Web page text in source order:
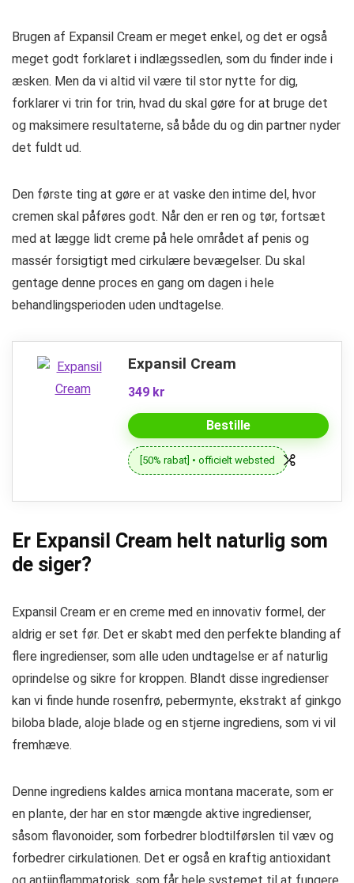
Brugen af ​​Expansil Cream er meget enkel, og det er også
meget godt forklaret i indlægssedlen, som du finder inde i
æsken. Men da vi altid vil være til stor nytte for dig,
forklarer vi trin for trin, hvad du skal gøre for at bruge det
og maksimere resultaterne, så både du og din partner nyder
det fuldt ud.
Den første ting at gøre er at vaske den intime del, hvor
cremen skal påføres godt. Når den er ren og tør, fortsæt
med at lægge lidt creme på hele området af penis og
massér forsigtigt med cirkulære bevægelser. Du skal
gentage denne proces en gang om dagen i hele
behandlingsperioden uden undtagelse.
Expansil Cream
349 kr
Bestille
[50% rabat] • officielt websted
Er Expansil Cream helt naturlig som
de siger?
Expansil Cream er en creme med en innovativ formel, der
aldrig er set før. Det er skabt med den perfekte blanding af
flere ingredienser, som alle uden undtagelse er af naturlig
oprindelse og sikre for kroppen. Blandt disse ingredienser
kan vi finde hunde rosenfrø, pebermynte, ekstrakt af ginkgo
biloba blade, aloje blade og en stjerne ingrediens, som vi vil
fremhæve.
Denne ingrediens kaldes arnica montana macerate, som er
en plante, der har en stor mængde aktive ingredienser,
såsom flavonoider, som forbedrer blodtilførslen til væv og
forbedrer cirkulationen. Det er også en kraftig antioxidant